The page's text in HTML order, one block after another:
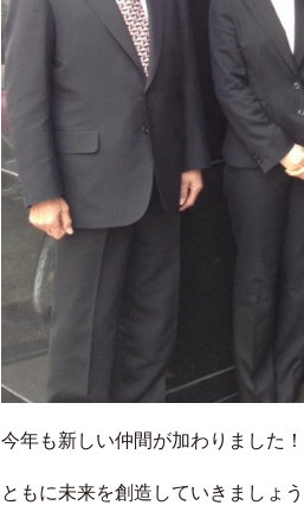
今年も新しい仲間が加わりました！
ともに未来を創造していきましょ